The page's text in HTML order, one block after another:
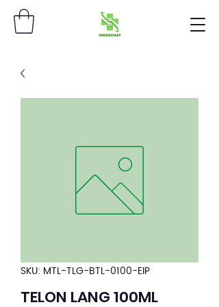
SKU: MTL-TLG-BTL-0100-EIP
TELON LANG 100ML